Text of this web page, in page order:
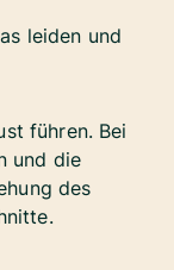
leiden und
führen. Bei
und die
des